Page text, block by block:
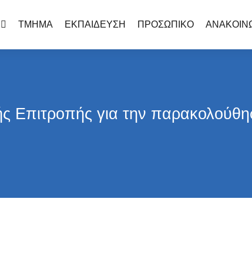
HOME
ΤΜΗΜΑ ΕΚΠΑΙΔΕΥΣΗ ΠΡΟΣΩΠΙΚΟ
Επιτροπής για την